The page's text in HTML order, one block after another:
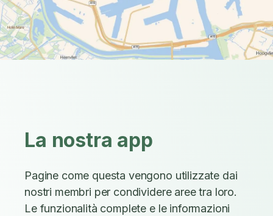
La nostra app
Pagine come questa vengono utilizzate dai
nostri membri per condividere aree tra loro.
Le funzionalità complete e le informazioni